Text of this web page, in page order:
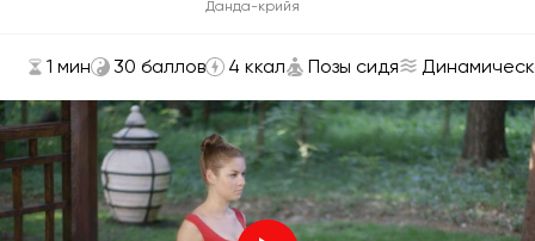
Данда-крийя
1 мин 30 баллов 4 ккал Позы сидя